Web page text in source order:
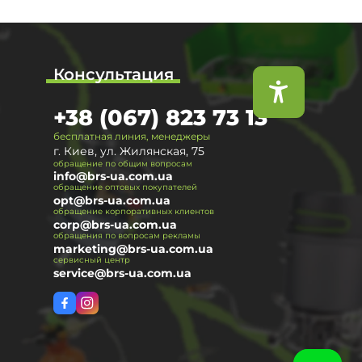
Консультация
бесплатная линия, менеджеры
+38 (067) 823 73 13
г. Киев, ул. Жилянская, 75
обращение по общим вопросам
info@brs-ua.com.ua
обращение оптовых покупателей
opt@brs-ua.com.ua
обращение корпоративных клиентов
corp@brs-ua.com.ua
обращения по вопросам рекламы
marketing@brs-ua.com.ua
сервисный центр
service@brs-ua.com.ua